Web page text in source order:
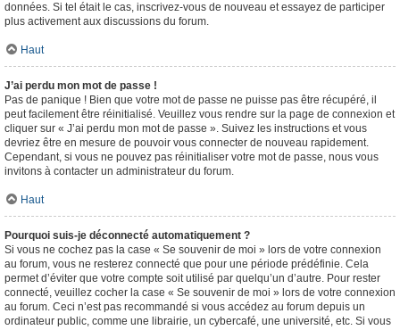
données. Si tel était le cas, inscrivez-vous de nouveau et essayez de participer
plus activement aux discussions du forum.
Haut
J’ai perdu mon mot de passe !
Pas de panique ! Bien que votre mot de passe ne puisse pas être récupéré, il
peut facilement être réinitialisé. Veuillez vous rendre sur la page de connexion et
cliquer sur « J’ai perdu mon mot de passe ». Suivez les instructions et vous
devriez être en mesure de pouvoir vous connecter de nouveau rapidement.
Cependant, si vous ne pouvez pas réinitialiser votre mot de passe, nous vous
invitons à contacter un administrateur du forum.
Haut
Pourquoi suis-je déconnecté automatiquement ?
Si vous ne cochez pas la case « Se souvenir de moi » lors de votre connexion
au forum, vous ne resterez connecté que pour une période prédéfinie. Cela
permet d’éviter que votre compte soit utilisé par quelqu’un d’autre. Pour rester
connecté, veuillez cocher la case « Se souvenir de moi » lors de votre connexion
au forum. Ceci n’est pas recommandé si vous accédez au forum depuis un
ordinateur public, comme une librairie, un cybercafé, une université, etc. Si vous